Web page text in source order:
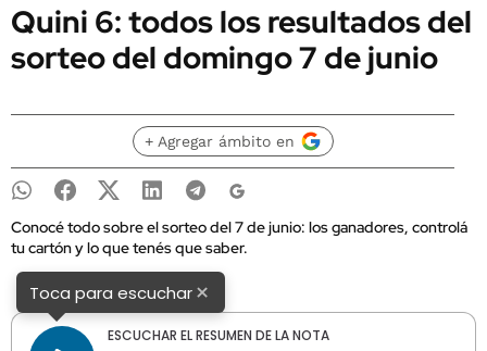
Quini 6: todos los resultados del
sorteo del domingo 7 de junio
+ Agregar ámbito en
Conocé todo sobre el sorteo del 7 de junio: los ganadores, controlá
tu cartón y lo que tenés que saber.
Toca para escuchar×
ESCUCHAR EL RESUMEN DE LA NOTA